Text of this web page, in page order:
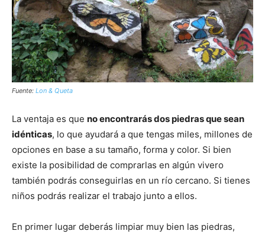
Fuente: Lon & Queta
La ventaja es que no encontrarás dos piedras que sean
idénticas, lo que ayudará a que tengas miles, millones de
opciones en base a su tamaño, forma y color. Si bien
existe la posibilidad de comprarlas en algún vivero
también podrás conseguirlas en un río cercano. Si tienes
niños podrás realizar el trabajo junto a ellos.
En primer lugar deberás limpiar muy bien las piedras,